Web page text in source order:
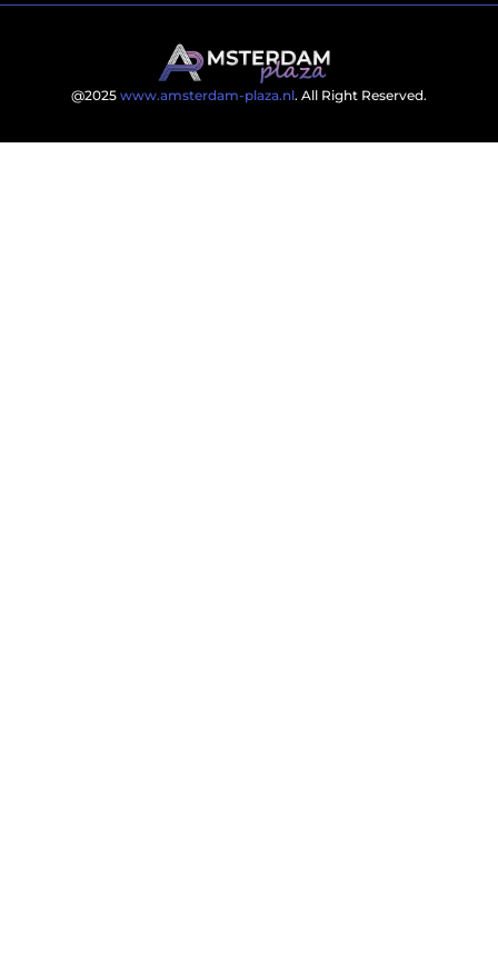
@2025 www.amsterdam-plaza.nl. All Right Reserved.